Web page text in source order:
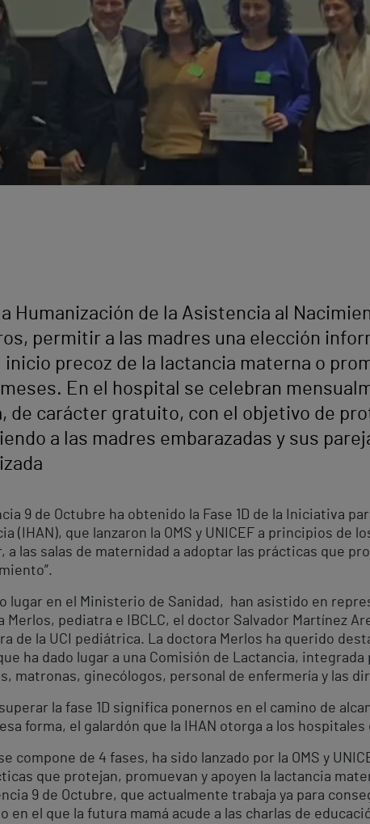
Humanización de la Asistencia al
permitir a las madres una elección
inicio precoz de la lactancia materna o
En el hospital se celebran
de carácter gratuito, con el objetivo de
a las madres embarazadas y sus
9 de Octubre ha obtenido la Fase 1D de la Iniciativa
(IHAN), que lanzaron la OMS y UNICEF a principios de
a las salas de maternidad a adoptar las prácticas que
lugar en el Ministerio de Sanidad, han asistido en
Merlos, pediatra e IBCLC, el doctor Salvador Martínez
de la UCI pediátrica. La doctora Merlos ha querido
ha dado lugar a una Comisión de Lactancia,
matronas, ginecólogos, personal de enfermería y las
la fase 1D significa ponernos en el camino de
forma, el galardón que la IHAN otorga a los
compone de 4 fases, ha sido lanzado por la OMS y
que protejan, promuevan y apoyen la lactancia
9 de Octubre, que actualmente trabaja ya para
en el que la futura mamá acude a las charlas de